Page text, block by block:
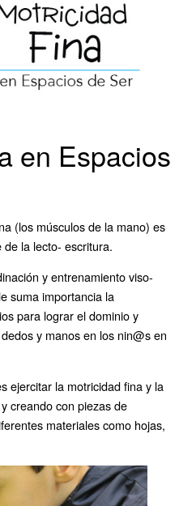
en Espacios
(los músculos de la mano) es
la lecto- escritura.
y entrenamiento viso-
suma importancia la
para lograr el dominio y
y manos en los nin@s en
ejercitar la motricidad fina y la
creando con piezas de
materiales como hojas,